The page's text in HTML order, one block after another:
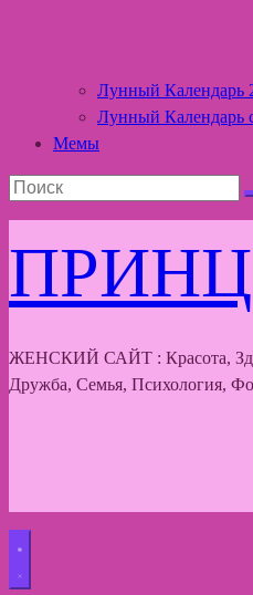
Лунный Календарь
Лунный Календарь
Мемы
ЖЕНСКИЙ САЙТ : Красота,
Дружба, Семья, Психология,